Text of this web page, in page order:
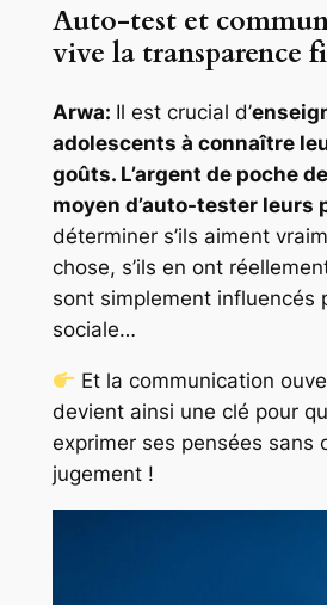
Auto-test et
vive la transparence
Arwa: Il est crucial d’
adolescents à connaître
goûts. L’argent de poche
moyen d’auto-tester leurs
déterminer s’ils aiment
chose, s’ils en ont
sont simplement influencés
sociale…
Et la communication
devient ainsi une clé pour
exprimer ses pensées sans
jugement !